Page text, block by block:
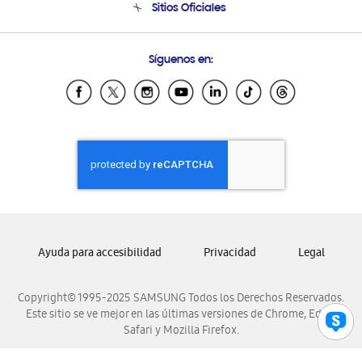
Condiciones de Compra
Soporte vía eMail
Sitios Oficiales
Samsung Ecuador
Samsung El Salvador
Samsung Honduras
Samsung Nicaragua
Samsung Panamá
Samsung Venezuela
Síguenos en:
Copyright© 1995-2025 SAMSUNG Todos los Derechos Reservados.
Este sitio se ve mejor en las últimas versiones de Chrome, Edge,
Safari y Mozilla Firefox.
Ayuda para accesibilidad Privacidad Legal